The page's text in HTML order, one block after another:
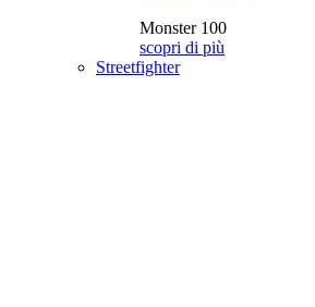
Monster 100
scopri di più
Streetfighter